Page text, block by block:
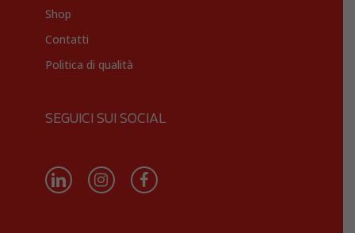
Shop
Contatti
Politica di qualità
SEGUICI SUI SOCIAL